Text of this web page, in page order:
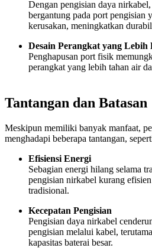
Dengan pengisian daya
bergantung pada port pengisian
kerusakan, meningkatkan
Desain Perangkat yang Lebih
Penghapusan port fisik
perangkat yang lebih tahan air
Tantangan dan Batasan
Meskipun memiliki banyak manfaat,
menghadapi beberapa tantangan,
Efisiensi Energi
Sebagian energi hilang selama
pengisian nirkabel kurang
tradisional.
Kecepatan Pengisian
Pengisian daya nirkabel
pengisian melalui kabel,
kapasitas baterai besar.